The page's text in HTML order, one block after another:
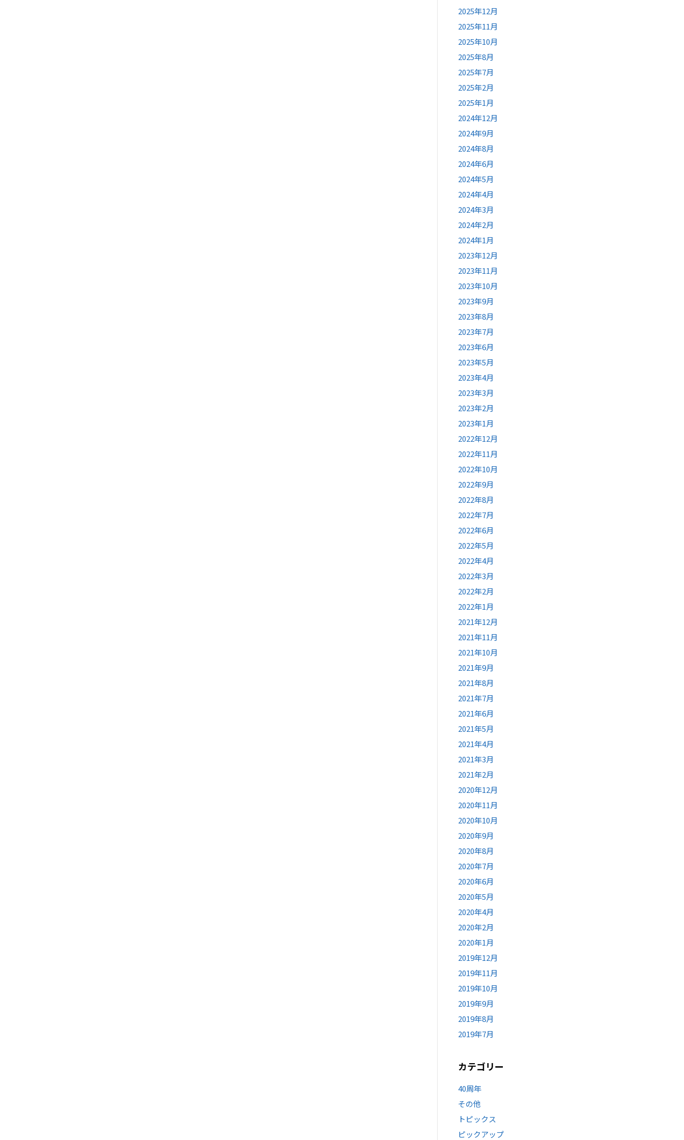
2025年12月
2025年11月
2025年10月
2025年8月
2025年7月
2025年2月
2025年1月
2024年12月
2024年9月
2024年8月
2024年6月
2024年5月
2024年4月
2024年3月
2024年2月
2024年1月
2023年12月
2023年11月
2023年10月
2023年9月
2023年8月
2023年7月
2023年6月
2023年5月
2023年4月
2023年3月
2023年2月
2023年1月
2022年12月
2022年11月
2022年10月
2022年9月
2022年8月
2022年7月
2022年6月
2022年5月
2022年4月
2022年3月
2022年2月
2022年1月
2021年12月
2021年11月
2021年10月
2021年9月
2021年8月
2021年7月
2021年6月
2021年5月
2021年4月
2021年3月
2021年2月
2020年12月
2020年11月
2020年10月
2020年9月
2020年8月
2020年7月
2020年6月
2020年5月
2020年4月
2020年2月
2020年1月
2019年12月
2019年11月
2019年10月
2019年9月
2019年8月
2019年7月
カテゴリー
40周年
その他
トピックス
ピックアップ